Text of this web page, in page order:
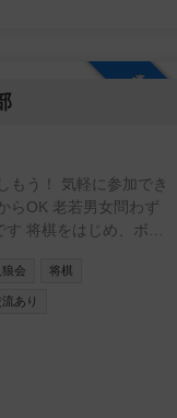
原因の参加者同士のト
挑発行為などは他者へ
取り扱いは丁寧に、
のプレイに対しての
ある方は参加をご遠慮
します。
もう！ 気軽に参加でき
らOK 老若男女問わず
将棋をはじめ、ボー
り
狼会 将棋
あり